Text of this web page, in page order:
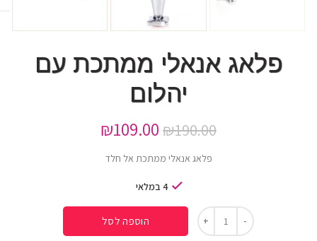
פלאג אנאלי ממתכת עם
יהלום
₪190.00
₪109.00
פלאג אנאלי ממתכת אל חלד
4 במלאי
הוספה לסל